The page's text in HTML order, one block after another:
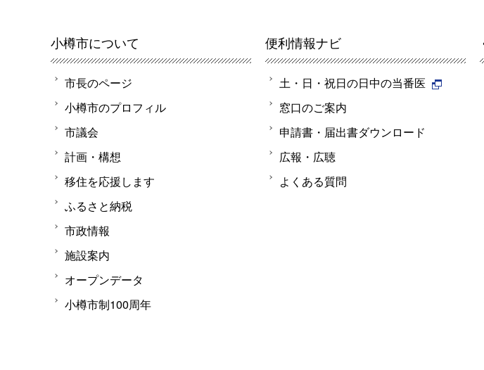
小樽市について
市長のページ
小樽市のプロフィル
市議会
計画・構想
移住を応援します
ふるさと納税
市政情報
施設案内
オープンデータ
小樽市制100周年
便利情報ナビ
土・日・祝日の日中の当番医
窓口のご案内
申請書・届出書ダウンロード
広報・広聴
よくある質問